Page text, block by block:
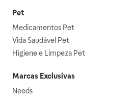
Pet
Medicamentos Pet
Vida Saudável Pet
Higiene e Limpeza Pet
Marcas Exclusivas
Needs